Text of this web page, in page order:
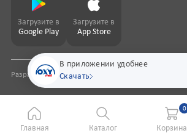
В приложении удобнее
Скачать
Загрузите в
Google Play
Загрузите в
App Store
Разработка сайтаpharmit.uz
Главная Каталог
0
Корзина